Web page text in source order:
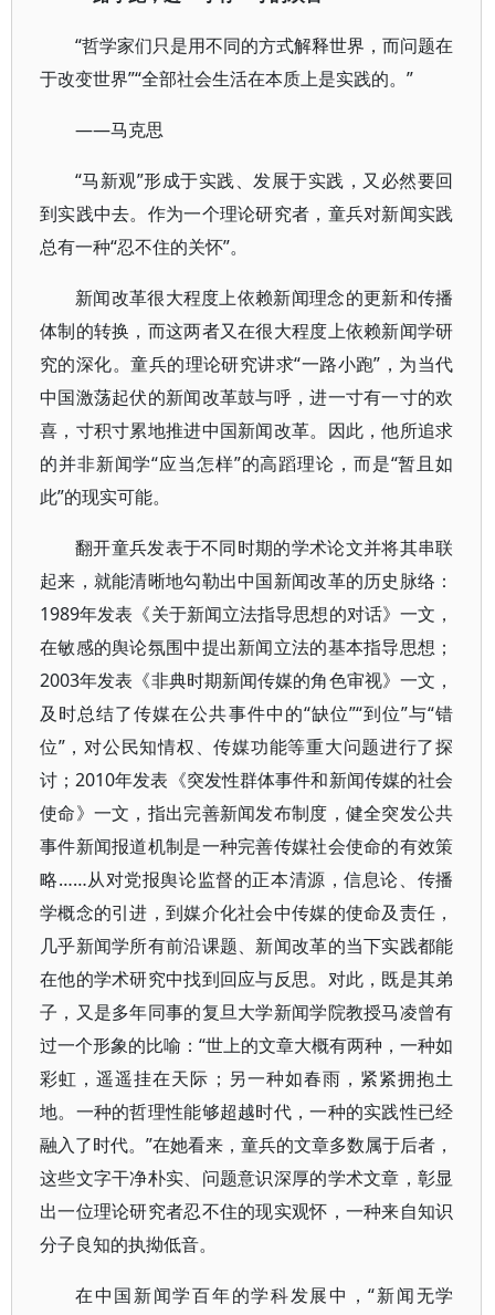
“哲学家们只是用不同的方式解释世界，而问题在
于改变世界”“全部社会生活在本质上是实践的。”
——马克思
“马新观”形成于实践、发展于实践，又必然要回
到实践中去。作为一个理论研究者，童兵对新闻实践
总有一种“忍不住的关怀”。
新闻改革很大程度上依赖新闻理念的更新和传播
体制的转换，而这两者又在很大程度上依赖新闻学研
究的深化。童兵的理论研究讲求“一路小跑”，为当代
中国激荡起伏的新闻改革鼓与呼，进一寸有一寸的欢
喜，寸积寸累地推进中国新闻改革。因此，他所追求
的并非新闻学“应当怎样”的高蹈理论，而是“暂且如
此”的现实可能。
翻开童兵发表于不同时期的学术论文并将其串联
起来，就能清晰地勾勒出中国新闻改革的历史脉络：
1989年发表《关于新闻立法指导思想的对话》一文，
在敏感的舆论氛围中提出新闻立法的基本指导思想；
2003年发表《非典时期新闻传媒的角色审视》一文，
及时总结了传媒在公共事件中的“缺位”“到位”与“错
位”，对公民知情权、传媒功能等重大问题进行了探
讨；2010年发表《突发性群体事件和新闻传媒的社会
使命》一文，指出完善新闻发布制度，健全突发公共
事件新闻报道机制是一种完善传媒社会使命的有效策
略……从对党报舆论监督的正本清源，信息论、传播
学概念的引进，到媒介化社会中传媒的使命及责任，
几乎新闻学所有前沿课题、新闻改革的当下实践都能
在他的学术研究中找到回应与反思。对此，既是其弟
子，又是多年同事的复旦大学新闻学院教授马凌曾有
过一个形象的比喻：“世上的文章大概有两种，一种如
彩虹，遥遥挂在天际；另一种如春雨，紧紧拥抱土
地。一种的哲理性能够超越时代，一种的实践性已经
融入了时代。”在她看来，童兵的文章多数属于后者，
这些文字干净朴实、问题意识深厚的学术文章，彰显
出一位理论研究者忍不住的现实观怀，一种来自知识
分子良知的执拗低音。
在中国新闻学百年的学科发展中，“新闻无学